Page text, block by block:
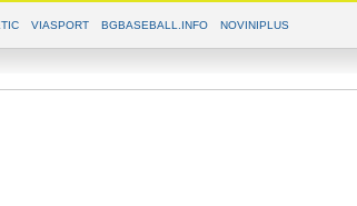
VIASPORT BGBASEBALL.INFO NOVINIPLUS